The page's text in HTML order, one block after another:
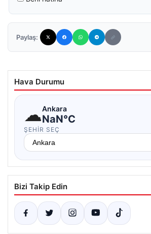
Paylaş:
Hava Durumu
☁Ankara
NaN°C
ŞEHIR SEÇ
Bizi Takip Edin